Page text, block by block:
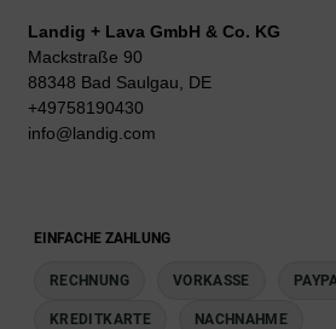
Landig + Lava GmbH & Co. KG
Mackstraße 90
88348 Bad Saulgau, DE
+49758190430
info@landig.com
EINFACHE ZAHLUNG
RECHNUNG VORKASSE
KREDITKARTE NACHNAHME